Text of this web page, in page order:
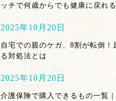
ッチで何歳からでも健康に戻れ
2025年10月20日
自宅での親のケガ、8割が転倒！
る対処法とは
2025年10月20日
介護保険で購入できるもの一覧